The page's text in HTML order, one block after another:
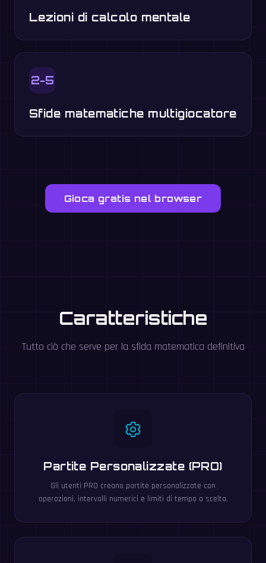
Lezioni di calcolo mentale
2-5
Sfide matematiche multigiocatore
Gioca gratis nel browser
Caratteristiche
Tutto ciò che serve per la sfida matematica definitiva
Partite Personalizzate (PRO)
Gli utenti PRO creano partite personalizzate con
operazioni, intervalli numerici e limiti di tempo a scelta.